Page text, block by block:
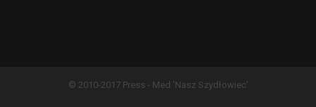
© 2010-2017 Press - Med 'Nasz Szydłowiec'